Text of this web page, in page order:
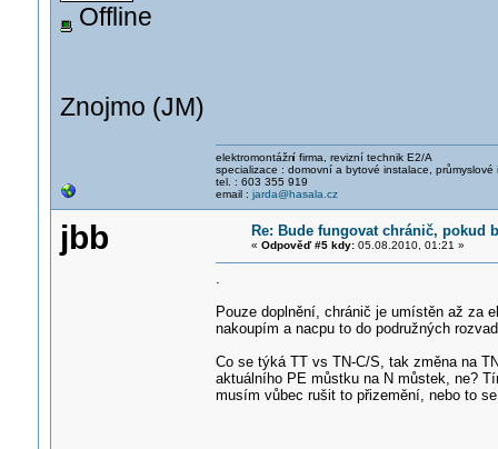
Offline
Znojmo (JM)
elektromontážní firma, revizní technik E2/A
specializace : domovní a bytové instalace, průmyslové
tel. : 603 355 919
email : jarda@hasala.cz
jbb Re: Bude fungovat chránič, pokud
« Odpověď #5 kdy:05.08.2010, 01:21 »
.
Pouze doplnění, chránič je umístěn až za
nakoupím a nacpu to do podružných
Co se týká TT vs TN-C/S, tak změna na
aktuálního PE můstku na N můstek, ne?
musím vůbec rušit to přizemění, nebo to